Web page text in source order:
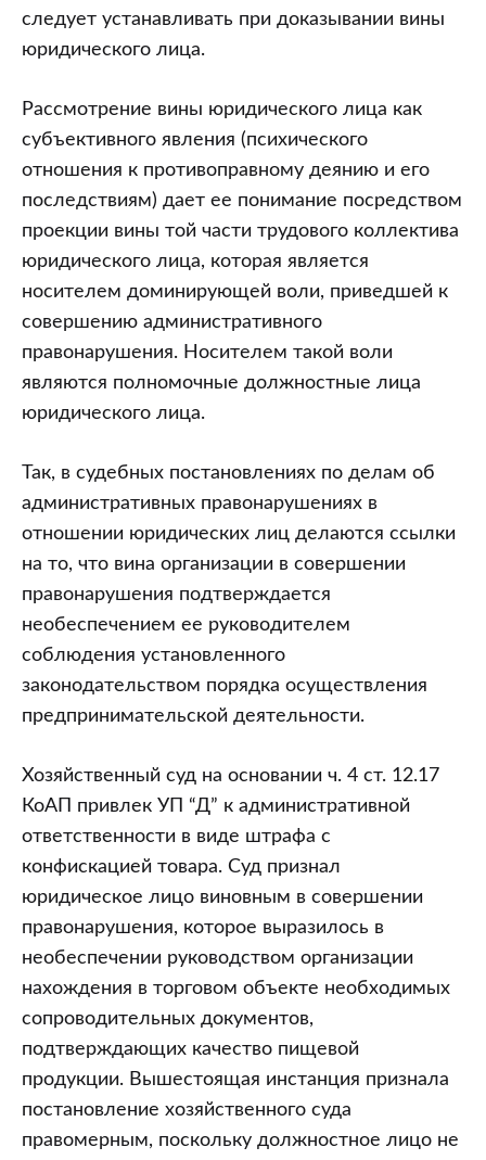
следует устанавливать при доказывании вины
юридического лица.
Рассмотрение вины юридического лица как
субъективного явления (психического
отношения к противоправному деянию и его
последствиям) дает ее понимание посредством
проекции вины той части трудового коллектива
юридического лица, которая является
носителем доминирующей воли, приведшей к
совершению административного
правонарушения. Носителем такой воли
являются полномочные должностные лица
юридического лица.
Так, в судебных постановлениях по делам об
административных правонарушениях в
отношении юридических лиц делаются ссылки
на то, что вина организации в совершении
правонарушения подтверждается
необеспечением ее руководителем
соблюдения установленного
законодательством порядка осуществления
предпринимательской деятельности.
Хозяйственный суд на основании ч. 4 ст. 12.17
КоАП привлек УП “Д” к административной
ответственности в виде штрафа с
конфискацией товара. Суд признал
юридическое лицо виновным в совершении
правонарушения, которое выразилось в
необеспечении руководством организации
нахождения в торговом объекте необходимых
сопроводительных документов,
подтверждающих качество пищевой
продукции. Вышестоящая инстанция признала
постановление хозяйственного суда
правомерным, поскольку должностное лицо не